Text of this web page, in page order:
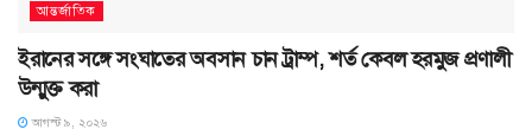
আন্তর্জাতিক
ইরানের সঙ্গে সংঘাতের অবসান চান ট্রাম্প, শর্ত কেবল হরমুজ প্রণালী
উন্মুক্ত করা
আগস্ট ৯, ২০২৬